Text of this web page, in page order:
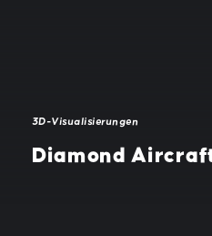
3D-Visualisierungen
Diamond